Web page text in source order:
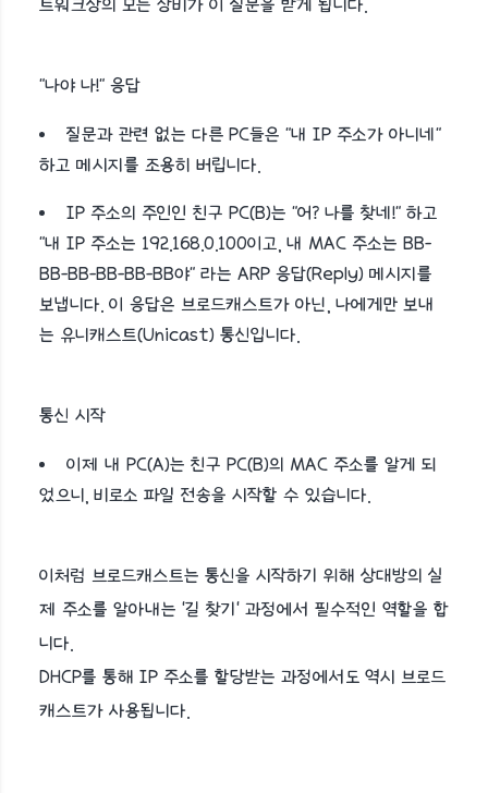
트워크상의 모든 장비가 이 질문을 받게 됩니다.
"나야 나!" 응답
질문과 관련 없는 다른 PC들은 "내 IP 주소가 아니네"
하고 메시지를 조용히 버립니다.
IP 주소의 주인인 친구 PC(B)는 "어? 나를 찾네!" 하고
"내 IP 주소는 192.168.0.100이고, 내 MAC 주소는 BB-
BB-BB-BB-BB-BB야" 라는 ARP 응답(Reply) 메시지를
보냅니다. 이 응답은 브로드캐스트가 아닌, 나에게만 보내
는 유니캐스트(Unicast) 통신입니다.
통신 시작
이제 내 PC(A)는 친구 PC(B)의 MAC 주소를 알게 되
었으니, 비로소 파일 전송을 시작할 수 있습니다.
이처럼 브로드캐스트는 통신을 시작하기 위해 상대방의 실
제 주소를 알아내는 '길 찾기' 과정에서 필수적인 역할을 합
니다.
DHCP를 통해 IP 주소를 할당받는 과정에서도 역시 브로드
캐스트가 사용됩니다.